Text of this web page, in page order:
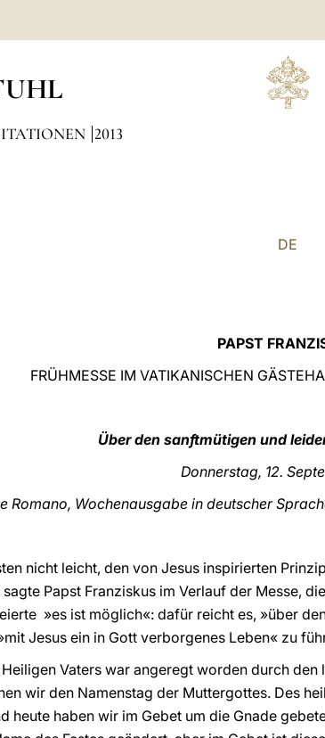
2013
DE
PAPST
FRÜHMESSE IM VATIKANISCHEN
Über den sanftmütigen und
Donnerstag, 12.
Romano, Wochenausgabe in deutscher
nicht leicht, den von Jesus inspirierten
sagte Papst Franziskus im Verlauf der Messe,
 »es ist möglich«: dafür reicht es, »über
Jesus ein in Gott verborgenes Leben« zu
Vaters war angeregt worden durch
wir den Namenstag der Muttergottes. Des
heute haben wir im Gebet um die Gnade